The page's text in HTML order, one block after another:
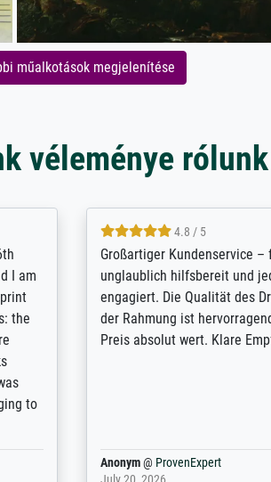
műalkotások megjelenítése
véleménye rólunk
to
best
the
and
5 / 5
Outstanding quality and
support. - the quality of the
excellent and difficult to
from the real thing; it will be
for high-quality art prints
Anonym@ ProvenExpert